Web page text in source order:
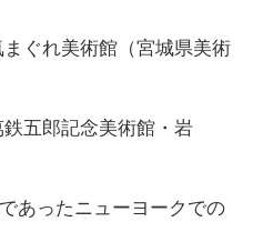
ぐれ美術館（宮城県美術
五郎記念美術館・岩
ったニューヨークでの